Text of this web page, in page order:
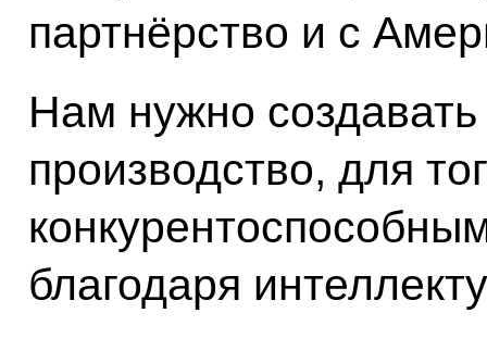
партнёрство и с
Нам нужно создавать
производство, для
благодаря